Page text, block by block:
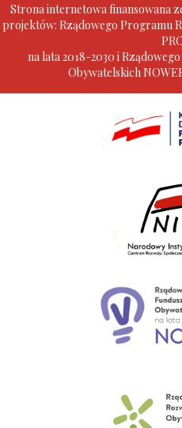
Strona internetowa finansowana
projektów: Rządowego Programu
na lata 2018-2030 i
Obywatelskich